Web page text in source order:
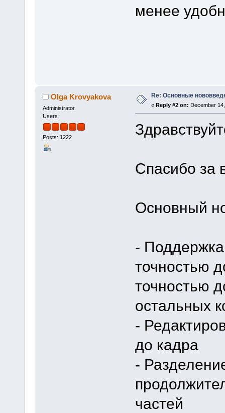
менее
Olga Krovyakova
Administrator
Users
Posts: 1222
Re: Основные
« Reply #2 on: December
Спасибо за
Основный
-
точностью
точностью
остальных
-
до кадра
-
частей